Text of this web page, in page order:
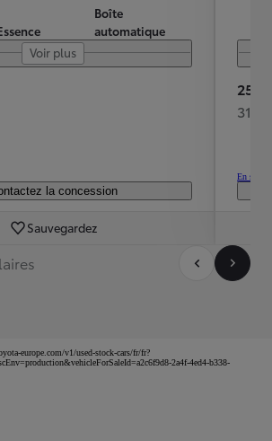
Boîte
automatique
Voir plus
la concession
Sauvegardez
25
312
En
europe.com/v1/used-stock-cars/fr/fr?
2a4f-4ed4-b338-